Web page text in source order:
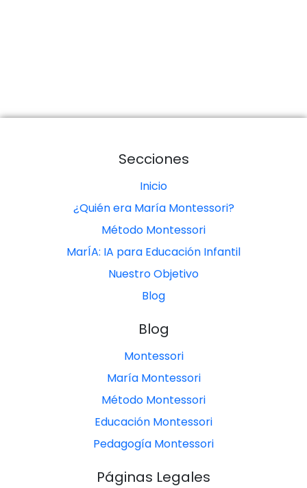
Secciones
Inicio
¿Quién era María Montessori?
Método Montessori
MarÍA: IA para Educación Infantil
Nuestro Objetivo
Blog
Blog
Montessori
María Montessori
Método Montessori
Educación Montessori
Pedagogía Montessori
Páginas Legales